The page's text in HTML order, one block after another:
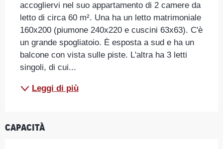
accogliervi nel suo appartamento di 2 camere da
letto di circa 60 m². Una ha un letto matrimoniale
160x200 (piumone 240x220 e cuscini 63x63). C'è
un grande spogliatoio. È esposta a sud e ha un
balcone con vista sulle piste. L'altra ha 3 letti
singoli, di cui...
Leggi di più
Capacità